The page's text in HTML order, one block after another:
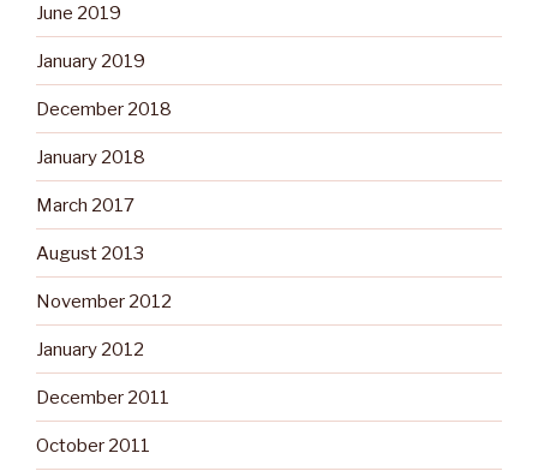
June 2019
January 2019
December 2018
January 2018
March 2017
August 2013
November 2012
January 2012
December 2011
October 2011